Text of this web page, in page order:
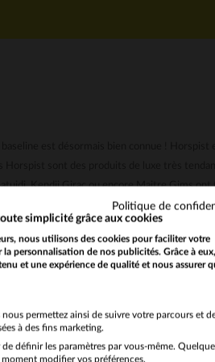
Kendji Girac ou encore Maitre Gims ont
sur leurs photos instagram, et l'on voit
rudes de l'Hiver, elles sont avant
complet des manteaux Horspist. La
à une doudoune noire et rouge ou encore
ses modèles en coloris noir avec fourrure
des modèles sur notre site et dans
payer votre doudoune en plusieurs
Politique de
simplicité grâce aux cookies
nous utilisons des cookies pour faciliter votre
personnalisation de nos publicités. Grâce à
et une expérience de qualité et nous assurer
permettez ainsi de suivre votre parcours et
à des fins marketing.
définir les paramètres par vous-même.
modifier vos préférences.